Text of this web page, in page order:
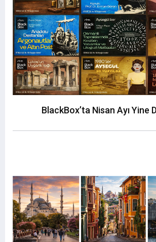
BlackBox’ta Nisan Ayı Yine